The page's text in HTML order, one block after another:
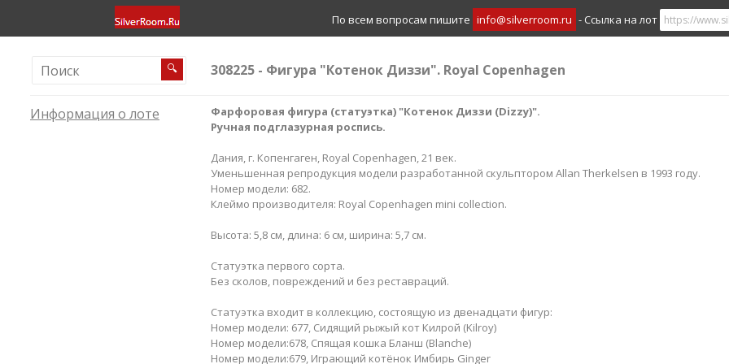
По всем вопросам пишите info@silverroom.ru - Ссылка на лот
🔍 308225 - Фигура "Котенок Диззи"​​. Royal Copenhagen
Информация о лоте
Фарфоровая фигура (статуэтка) "Котенок Диззи (Dizzy)​​".
Ручная подглазурная роспись.
Дания, г. Копенгаген, Royal Copenhagen, 21 век.
Уменьшенная репродукция модели разработанной скульптором Allan Therkelsen в 1993 году.
Номер модели: 682.
Клеймо производителя: Royal Copenhagen mini collection.
Высота: 5,8 см, длина: 6 см, ширина: 5,7 см.
Статуэтка первого сорта.
Без сколов, повреждений и без реставраций.
Статуэтка входит в коллекцию, состоящую из двенадцати фигур:
Номер модели: 677, Сидящий рыжый кот Килрой (Kilroy)
Номер модели:678, Спящая кошка Бланш (Blanche)
Номер модели:679, Играющий котёнок Имбирь Ginger